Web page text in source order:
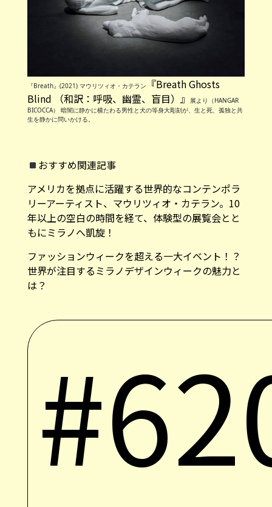
『Breath』(2021) マウリツィオ・カテラン
『Breath Ghosts
Blind （和訳：呼吸、幽霊、盲目）』
展より（HANGAR
BICOCCA） 暗闇に静かに横たわる男性と犬の等身大彫刻が、生と死、孤独と共
生を静かに問いかける。
おすすめ関連記事
アメリカを拠点に活躍する世界的なコンテンポラ
リーアーティスト、マウリツィオ・カテラン。10
年以上の空白の時間を経て、体験型の展覧会とと
もにミラノへ凱旋！
ファッションウィークを超える一大イベント！？
世界が注目するミラノデザインウィークの魅力と
は？